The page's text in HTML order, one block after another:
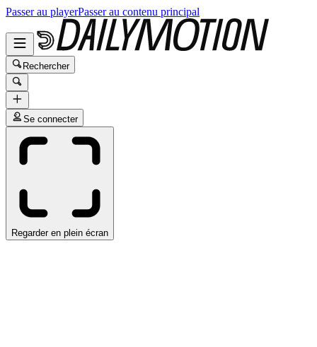
Passer au playerPasser au contenu principal
Rechercher
Se connecter
Regarder en plein écran